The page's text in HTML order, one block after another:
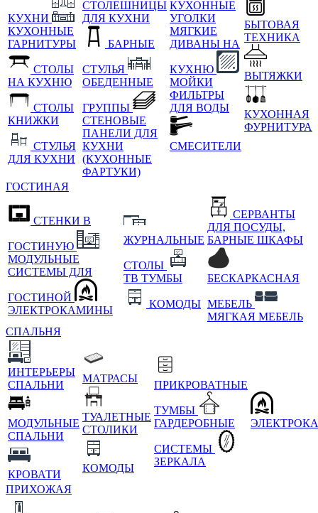
КУХНИ
КУХОННЫЕ
ГАРНИТУРЫ
СТОЛЫ
НА КУХНЮ
СТОЛЫ
КНИЖКИ
СТУЛЬЯ
ДЛЯ КУХНИ
СТОЛЕШНИЦЫ
ДЛЯ КУХНИ
БАРНЫЕ
СТУЛЬЯ
ОБЕДЕННЫЕ
ГРУППЫ
СТЕНОВЫЕ
ПАНЕЛИ ДЛЯ
КУХНИ
(КУХОННЫЕ
ФАРТУКИ)
КУХОННЫЕ
УГОЛКИ
МЯГКИЕ
ДИВАНЫ НА
КУХНЮ
МОЙКИ
ФИЛЬТРЫ
ДЛЯ ВОДЫ
СМЕСИТЕЛИ
БЫТОВАЯ
ТЕХНИКА
ВЫТЯЖКИ
КУХОННАЯ
ФУРНИТУРА
ГОСТИНАЯ
СТЕНКИ В
ГОСТИНУЮ
МОДУЛЬНЫЕ
СИСТЕМЫ ДЛЯ
ГОСТИНОЙ
ЭЛЕКТРОКАМИНЫ
ЖУРНАЛЬНЫЕ
СТОЛЫ
ТВ ТУМБЫ
КОМОДЫ
СЕРВАНТЫ
ДЛЯ ПОСУДЫ,
БАРНЫЕ ШКАФЫ
БЕСКАРКАСНАЯ
МЕБЕЛЬ
МЯГКАЯ МЕБЕЛЬ
СПАЛЬНЯ
ИНТЕРЬЕРЫ
СПАЛЬНИ
МОДУЛЬНЫЕ
СПАЛЬНИ
КРОВАТИ
МАТРАСЫ
ТУАЛЕТНЫЕ
СТОЛИКИ
КОМОДЫ
ПРИКРОВАТНЫЕ
ТУМБЫ
ГАРДЕРОБНЫЕ
СИСТЕМЫ
ЗЕРКАЛА
ПРИХОЖАЯ